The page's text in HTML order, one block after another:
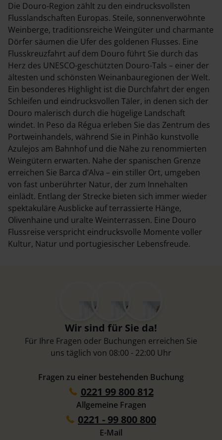
Die Douro-Region zählt zu den eindrucksvollsten
Flusslandschaften Europas. Steile, sonnenverwöhnte
Weinberge, traditionsreiche Weingüter und charmante
Dörfer säumen die Ufer des goldenen Flusses. Eine
Flusskreuzfahrt auf dem Douro führt Sie durch das
Herz des UNESCO-geschützten Douro-Tals – einer der
ältesten und schönsten Weinanbauregionen der Welt.
Ein besonderes Highlight ist die Durchfahrt der engen
Schleifen und eindrucksvollen Täler, in denen sich der
Douro malerisch durch die hügelige Landschaft
windet. In Peso da Régua erleben Sie das Zentrum des
Portweinhandels, während Sie in Pinhão kunstvolle
Azulejos am Bahnhof und die Nähe zu renommierten
Weingütern erwarten. Nahe der spanischen Grenze
erreichen Sie Barca d’Alva – ein stiller Ort, umgeben
von fast unberührter Natur, der zum Innehalten
einlädt. Entlang der Strecke bieten sich immer wieder
spektakuläre Ausblicke auf terrassierte Hänge,
Olivenhaine und uralte Weinterrassen. Eine Douro
Flussreise verspricht eindrucksvolle Momente voller
Kultur, Natur und portugiesischer Lebensfreude.
Wir sind für Sie da!
Für Ihre Fragen oder Buchungen erreichen Sie
uns täglich von 08:00 - 22:00 Uhr
Fragen zu einer bestehenden Buchung
0221 99 800 812
Allgemeine Fragen
0221 - 99 800 800
E-Mail